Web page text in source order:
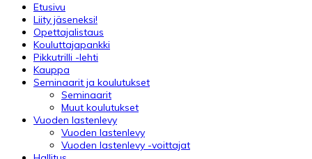
Etusivu
Liity jäseneksi!
Opettajalistaus
Kouluttajapankki
Pikkutrilli -lehti
Kauppa
Seminaarit ja koulutukset
Seminaarit
Muut koulutukset
Vuoden lastenlevy
Vuoden lastenlevy
Vuoden lastenlevy -voittajat